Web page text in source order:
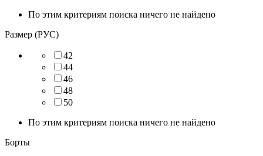
По этим критериям поиска ничего не найдено
Размер (РУС)
42
44
46
48
50
По этим критериям поиска ничего не найдено
Борты